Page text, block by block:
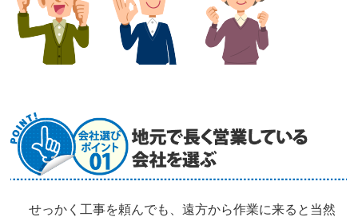
せっかく工事を頼んでも、遠方から作業に来ると当然